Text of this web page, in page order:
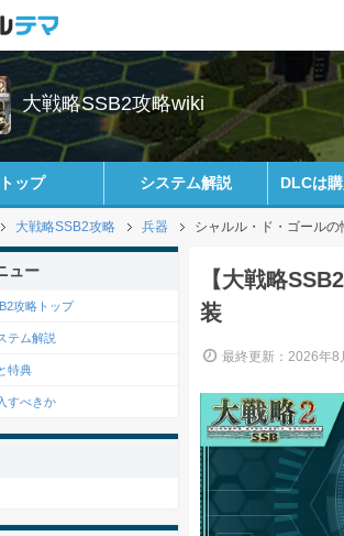
大戦略SSB2攻略wiki
トップ システム解説 DLCは
大戦略SSB2攻略 兵器 シャルル・ド・ゴールの
【大戦略
装
最終更新：2026年8
ュー
攻略トップ
テム解説
特典
すべきか